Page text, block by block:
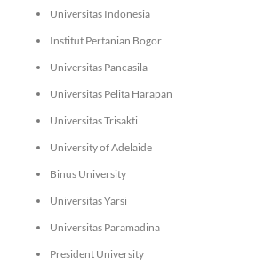
Universitas Indonesia
Institut Pertanian Bogor
Universitas Pancasila
Universitas Pelita Harapan
Universitas Trisakti
University of Adelaide
Binus University
Universitas Yarsi
Universitas Paramadina
President University